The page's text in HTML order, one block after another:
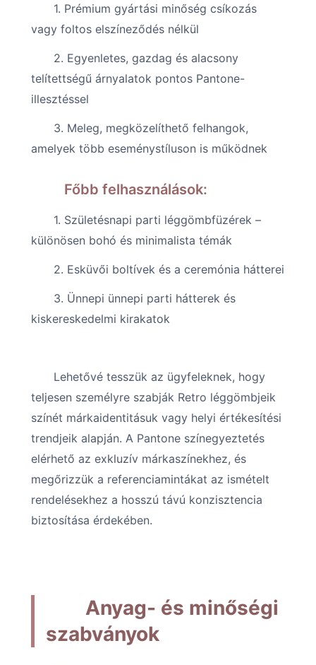
1. Prémium gyártási minőség csíkozás
vagy foltos elszíneződés nélkül
2. Egyenletes, gazdag és alacsony
telítettségű árnyalatok pontos Pantone-
illesztéssel
3. Meleg, megközelíthető felhangok,
amelyek több eseménystíluson is működnek
Főbb felhasználások:
1. Születésnapi parti léggömbfüzérek –
különösen bohó és minimalista témák
2. Esküvői boltívek és a ceremónia hátterei
3. Ünnepi ünnepi parti hátterek és
kiskereskedelmi kirakatok
Lehetővé tesszük az ügyfeleknek, hogy
teljesen személyre szabják Retro léggömbjeik
színét márkaidentitásuk vagy helyi értékesítési
trendjeik alapján. A Pantone színegyeztetés
elérhető az exkluzív márkaszínekhez, és
megőrizzük a referenciamintákat az ismételt
rendelésekhez a hosszú távú konzisztencia
biztosítása érdekében.
Anyag- és minőségi
szabványok